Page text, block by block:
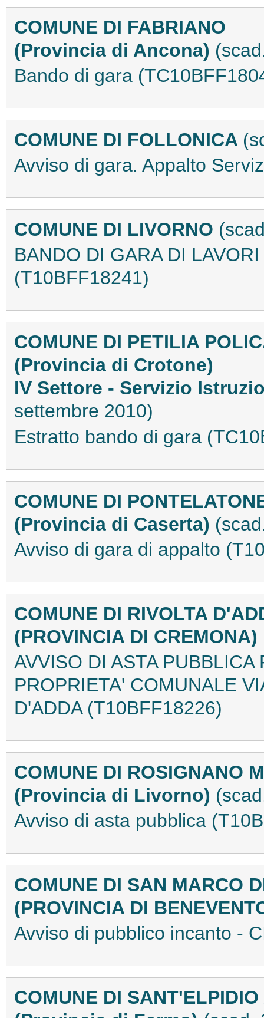
COMUNE DI FABRIANO
(Provincia di Ancona)
Bando di gara
COMUNE DI FOLLONICA
Avviso di gara. Appalto
COMUNE DI LIVORNO
BANDO DI GARA DI
(T10BFF18241)
COMUNE DI PETILIA
(Provincia di Crotone)
IV Settore - Servizio
settembre 2010)
Estratto bando di gara
COMUNE DI
(Provincia di Caserta)
Avviso di gara di appalto
COMUNE DI RIVOLTA
(PROVINCIA DI CREMONA)
AVVISO DI ASTA
PROPRIETA' COMUNALE
D'ADDA (T10BFF18226)
COMUNE DI ROSIGNANO
(Provincia di Livorno)
Avviso di asta pubblica
COMUNE DI SAN MARCO
(PROVINCIA DI
Avviso di pubblico incanto -
COMUNE DI